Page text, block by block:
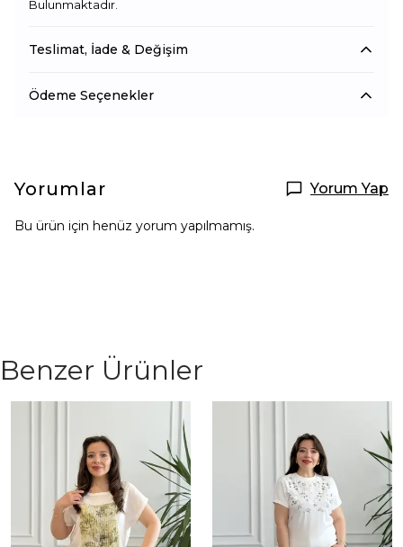
Bulunmaktadır.
Teslimat, İade & Değişim
Ödeme Seçenekler
Yorumlar Yorum Yap
Bu ürün için henüz yorum yapılmamış.
Benzer Ürünler